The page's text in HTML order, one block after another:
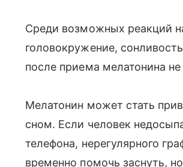
Среди возможных реакций
головокружение,
после приема мелатонина
Мелатонин может стать
сном. Если человек
телефона, нерегулярного
временно помочь заснуть,